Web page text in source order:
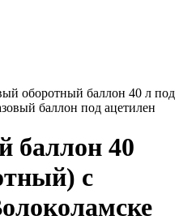
оборотный баллон 40 л под
баллон под ацетилен
баллон 40
с